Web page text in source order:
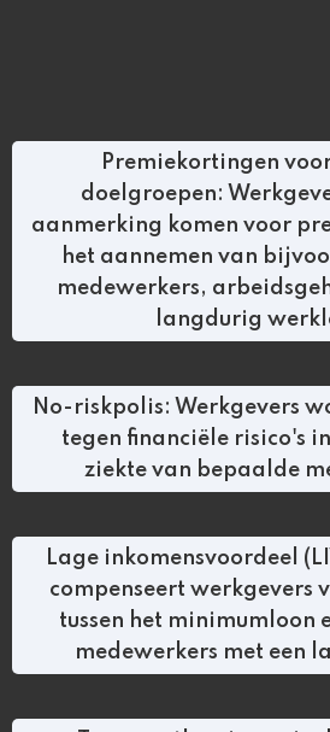
Premiekortingen
doelgroepen:
aanmerking komen voor
het aannemen van
medewerkers,
langdurig
No-riskpolis: Werkgevers
tegen financiële risico's
ziekte van bepaalde
Lage inkomensvoordeel
compenseert werkgevers
tussen het minimumloon
medewerkers met een